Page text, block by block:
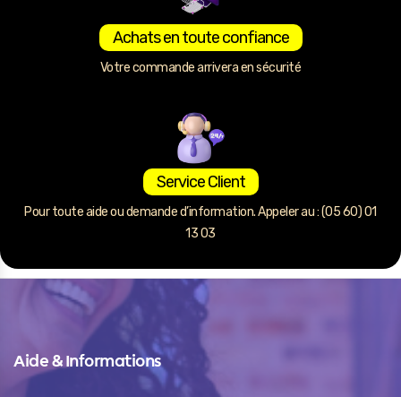
Achats en toute confiance
Votre commande arrivera en sécurité
Service Client
Pour toute aide ou demande d’information. Appeler au : (05 60) 01
13 03
Aide & Informations